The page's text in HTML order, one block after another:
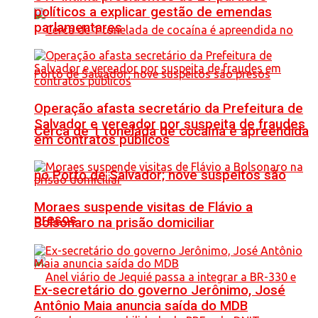
Cerca de 1 tonelada de cocaína é apreendida
no Porto de Salvador; nove suspeitos são
presos
políticos a explicar gestão de emendas
parlamentares
Operação afasta secretário da Prefeitura de
Salvador e vereador por suspeita de fraudes
em contratos públicos
Moraes suspende visitas de Flávio a
Bolsonaro na prisão domiciliar
Ex-secretário do governo Jerônimo, José
Antônio Maia anuncia saída do MDB